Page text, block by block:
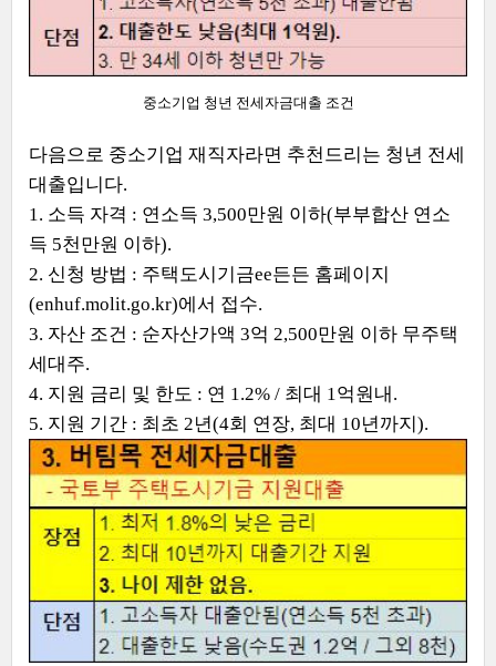
중소기업 청년 전세자금대출 조건
다음으로 중소기업 재직자라면 추천드리는 청년 전세
대출입니다.
1. 소득 자격 : 연소득 3,500만원 이하(부부합산 연소
득 5천만원 이하).
2. 신청 방법 : 주택도시기금ee든든 홈페이지
(enhuf.molit.go.kr)에서 접수.
3. 자산 조건 : 순자산가액 3억 2,500만원 이하 무주택
세대주.
4. 지원 금리 및 한도 : 연 1.2% / 최대 1억원내.
5. 지원 기간 : 최초 2년(4회 연장, 최대 10년까지).